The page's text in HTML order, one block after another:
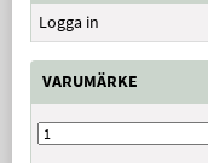
Logga in
VARUMÄRKE